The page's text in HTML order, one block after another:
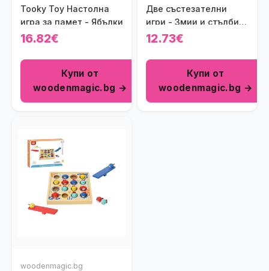
Tooky Toy Настолна
игра за памет - Ябълки
16.82€
Купи от
woodenmagic.bg →
Две състезателни
игри - Змии и стълби и
Не се сърди човече
12.73€
Купи от
woodenmagic.bg →
woodenmagic.bg